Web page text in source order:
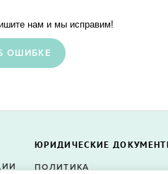
нам и мы исправим!
ОШИБКЕ
ЮРИДИЧЕСКИЕ
ПОЛИТИКА